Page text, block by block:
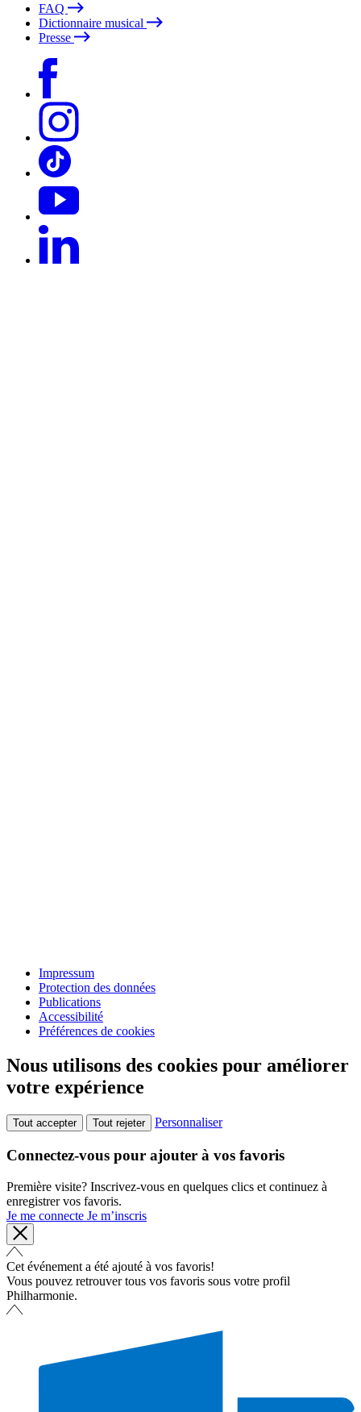
FAQ
Dictionnaire musical
Presse
Impressum
Protection des données
Publications
Accessibilité
Préférences de cookies
Nous utilisons des cookies pour améliorer
votre expérience
Tout accepter Tout rejeter Personnaliser
Connectez-vous pour ajouter à vos favoris
Première visite? Inscrivez-vous en quelques clics et continuez à
enregistrer vos favoris.
Je me connecte Je m’inscris
Cet événement a été ajouté à vos favoris!
Vous pouvez retrouver tous vos favoris sous votre profil
Philharmonie.